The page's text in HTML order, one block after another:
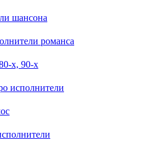
шансона
романса
х, 90-х
исполнители